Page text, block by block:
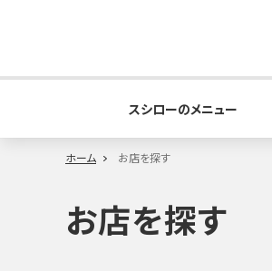
スシローのメニュー
ホーム お店を探す
お店を探す